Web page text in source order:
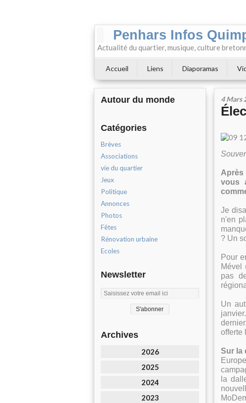
Penhars Infos
Actualité du quartier, musique, culture
Accueil Liens Diaporamas
Autour du monde
Catégories
Brèves
Associations
vie du quartier
Jeux
Politique
Annonces
Photos
Fêtes
Rénovation urbaine
Ecoles
Newsletter
Archives
2026
2025
2024
2023
4 Mars
vous
Je
n'en
? Un
Pour
Mével
pas
Un
offerte
Sur la
la